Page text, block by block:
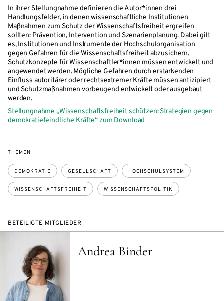
In ihrer Stellungnahme definieren die Autor*innen drei
Handlungsfelder, in denen wissenschaftliche Institutionen
Maßnahmen zum Schutz der Wissenschaftsfreiheit ergreifen
sollten: Prävention, Intervention und Szenarienplanung. Dabei gilt
es, Institutionen und Instrumente der Hochschulorganisation
gegen Gefahren für die Wissenschaftsfreiheit abzusichern.
Schutzkonzepte für Wissenschaftler*innen müssen entwickelt und
angewendet werden. Mögliche Gefahren durch erstarkenden
Einfluss autoritärer oder rechtsextremer Kräfte müssen antizipiert
und Schutzmaßnahmen vorbeugend entwickelt oder ausgebaut
werden.
Stellungnahme „Wissenschaftsfreiheit schützen: Strategien gegen
demokratiefeindliche Kräfte“ zum Download
THEMEN
DEMOKRATIE GESELLSCHAFT HOCHSCHULSYSTEM
WISSENSCHAFTSFREIHEIT WISSENSCHAFTSPOLITIK
BETEILIGTE MITGLIEDER
Andrea Binder